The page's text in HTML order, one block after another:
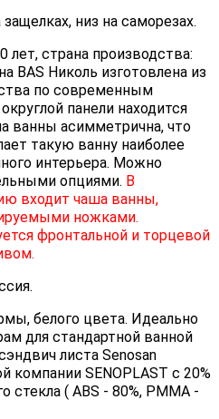
низ на саморезах.
лет, страна производства:
BAS Николь изготовлена из
по современным
панели находится
ванны асимметрична, что
такую ванну наиболее
интерьера. Можно
опциями. В
входит чаша ванны,
ножками.
фронтальной и торцевой
белого цвета. Идеально
для стандартной ванной
листа Senosan
компании SENOPLAST c 20%
( ABS - 80%, PMMA -